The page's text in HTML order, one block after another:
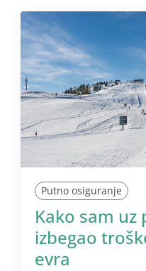
Putno osiguranje
Kako sam
izbegao
evra